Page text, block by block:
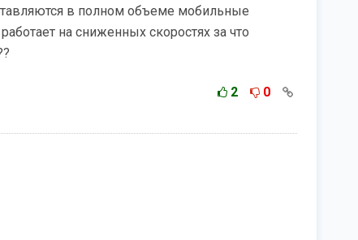
в полном объеме мобильные
на сниженных скоростях за что
2 0